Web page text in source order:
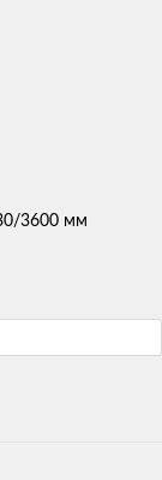
3600 мм